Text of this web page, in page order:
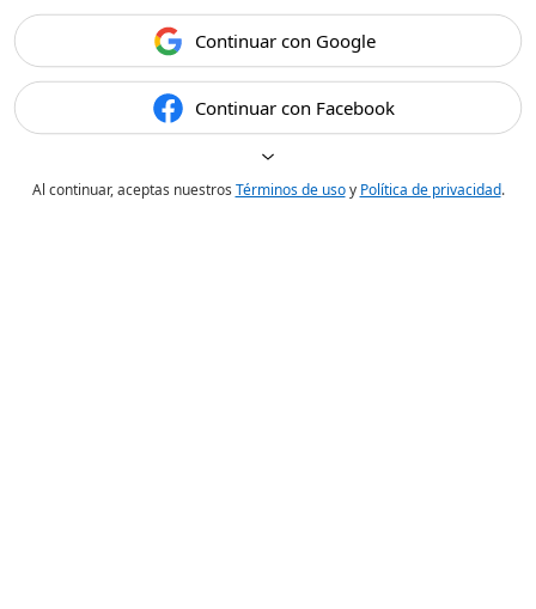
Continuar con Google
Continuar con Facebook
Al continuar, aceptas nuestros Términos de usoy Política de privacidad.